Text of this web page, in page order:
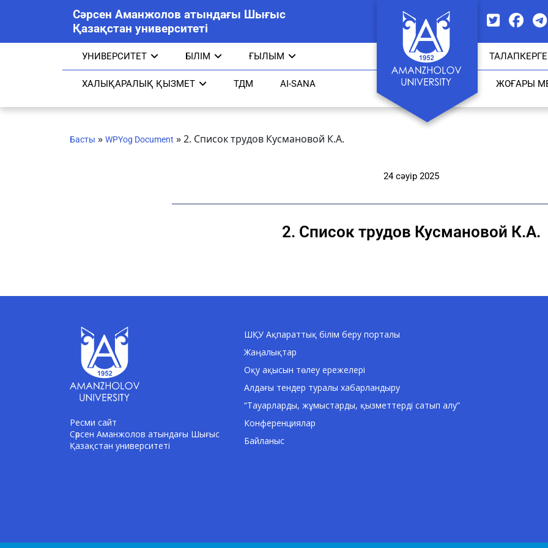
Сәрсен Аманжолов атындағы Шығыс
Қазақстан университеті
УНИВЕРСИТЕТ БІЛІМ ҒЫЛЫМ ТАЛАПКЕРГЕ
ХАЛЫҚАРАЛЫҚ ҚЫЗМЕТ ТДМ AI-SANA ЖОҒАРЫ
Басты » WPYog Document »2. Список трудов Кусмановой К.А.
24 сәуір 2025
2. Список трудов Кусмановой К.А.
Ресми сайт
Сәрсен Аманжолов атындағы Шығыс
Қазақстан университеті
ШҚУ Ақпараттық білім беру порталы
Жаңалықтар
Оқу ақысын төлеу ережелері
Алдағы тендер туралы хабарландыру
“Тауарларды, жұмыстарды, қызметтерді сатып алу”
Конференциялар
Байланыс